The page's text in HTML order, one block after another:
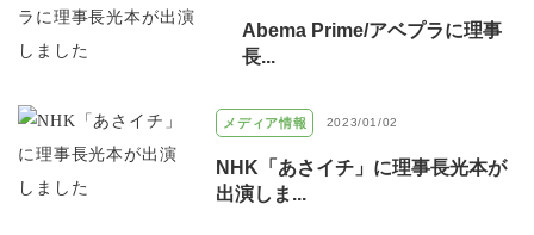
Abema Prime/アベプラに理事
長...
メディア情報 2023/01/02
NHK「あさイチ」に理事長光本が
出演しま...